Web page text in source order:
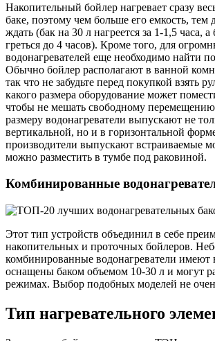
Накопительный бойлер нагревает сразу
баке, поэтому чем больше его емкость, тем
ждать (бак на 30 л нагреется за 1-1,5 часа, а
греться до 4 часов). Кроме того, для
водонагревателей еще необходимо найти
Обычно бойлер располагают в ванной
так что не забудьте перед покупкой взять
какого размера оборудование может
чтобы не мешать свободному
размеру водонагреватели выпускают не
вертикальной, но и в горизонтальной
производители выпускают встраиваемые
можно разместить в тумбе под раковиной.
Комбинированные
Этот тип устройств объединил в себе
накопительных и проточных бойлеров.
комбинированные водонагреватели имеют
оснащены баком объемом 10-30 л и могут
режимах. Выбор подобных моделей не
Тип нагревательного